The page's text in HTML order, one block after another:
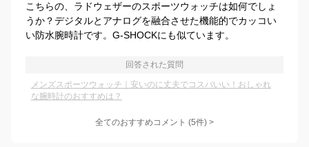
こちらの、ラドウェザーのスポーツウォッチは如何でしょ
うか？デジタルとアナログを融合させた機能的でカッコい
い防水腕時計です。G-SHOCKにも似ています。
回答された質問
メンズスポーツウォッチ｜安いのに丈夫でコスパいい！おしゃれ
な腕時計のおすすめは？
全てのおすすめコメント (5件) >